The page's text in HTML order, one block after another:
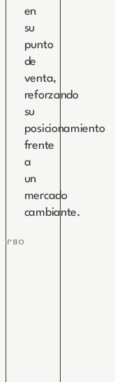
en
su
punto
de
venta,
reforzando
su
posicionamiento
frente
a
un
mercado
cambiante.